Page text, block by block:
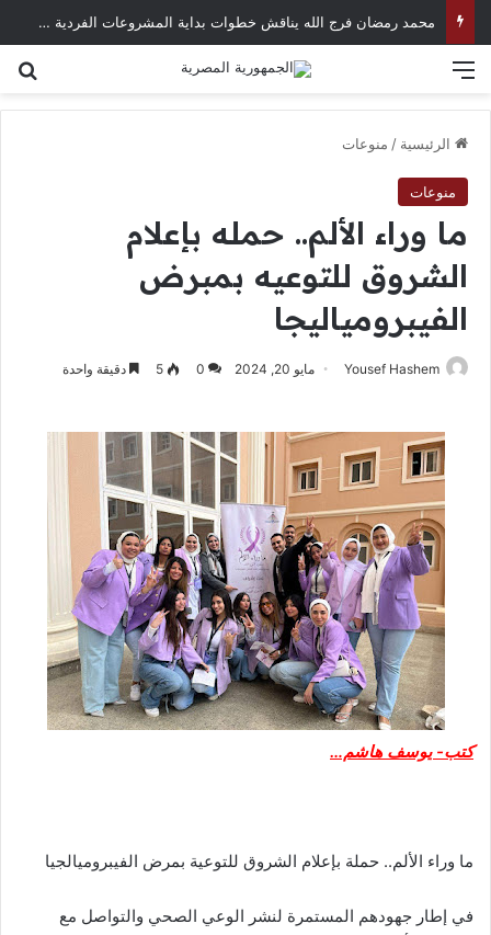
محمد رمضان فرج الله يناقش خطوات بداية المشروعات الفردية في العصر الرقمي
الرئيسية / منوعات
منوعات
ما وراء الألم.. حمله بإعلام
الشروق للتوعيه بمبرض
الفيبرومياليجا
Yousef Hashem مايو 20, 2024 0
5 دقيقة واحدة
كتب- يوسف هاشم…
ما وراء الألم.. حملة بإعلام الشروق للتوعية بمرض الفيبروميالجيا
في إطار جهودهم المستمرة لنشر الوعي الصحي والتواصل مع